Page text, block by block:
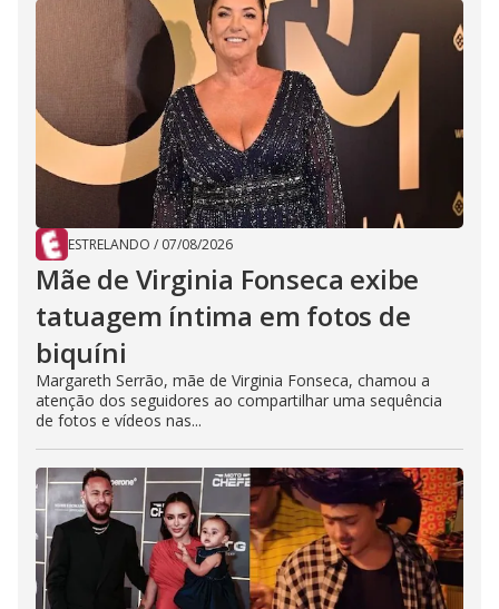
ESTRELANDO / 07/08/2026
Mãe de Virginia Fonseca exibe
tatuagem íntima em fotos de
biquíni
Margareth Serrão, mãe de Virginia Fonseca, chamou a
atenção dos seguidores ao compartilhar uma sequência
de fotos e vídeos nas...